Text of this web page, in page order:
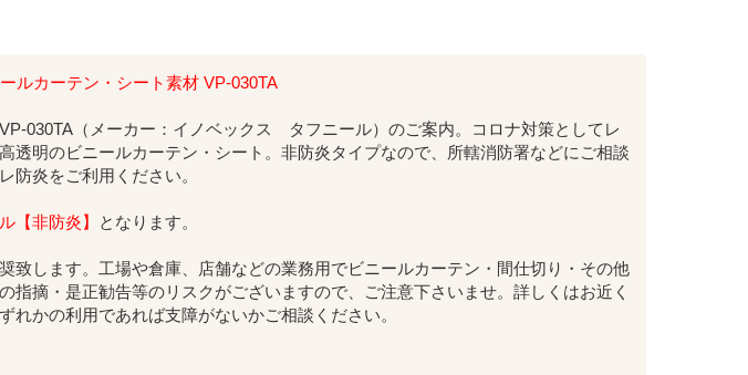
ルカーテン・シート素材 VP-030TA
030TA（メーカー：イノベックス タフニール）のご案内。コロナ対策としてレ
透明のビニールカーテン・シート。非防炎タイプなので、所轄消防署などにご相談
防炎をご利用ください。
【非防炎】 となります。
致します。工場や倉庫、店舗などの業務用でビニールカーテン・間仕切り・その他
指摘・是正勧告等のリスクがございますので、ご注意下さいませ。詳しくはお近く
れかの利用であれば支障がないかご相談ください。